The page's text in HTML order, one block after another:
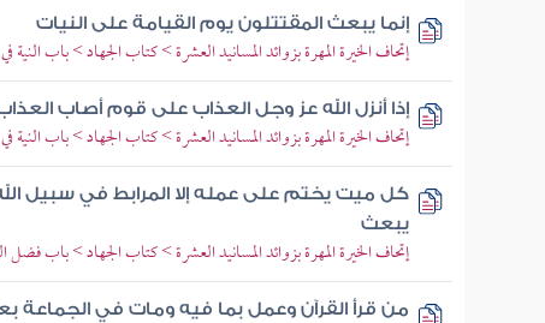
إنما يبعث المقتتلون يوم القيامة على النيات
إتحاف الخيرة المهرة بزوائد المسانيد العشرة > كتاب الجهاد > باب النية
إذا أنزل الله عز وجل العذاب على قوم أصاب
إتحاف الخيرة المهرة بزوائد المسانيد العشرة > كتاب الجهاد > باب النية
كل ميت يختم على عمله إلا المرابط في سبيل
يبعث
إتحاف الخيرة المهرة بزوائد المسانيد العشرة > كتاب الجهاد > باب
من قرأ القرآن وعمل بما فيه ومات في الجماعة